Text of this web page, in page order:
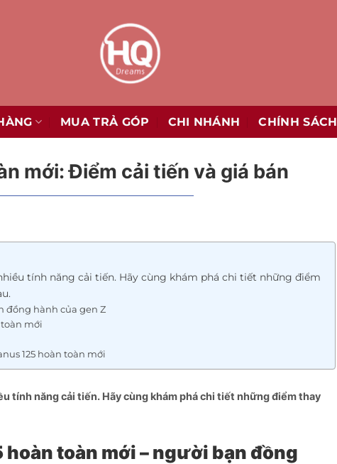
MUA TRẢ GÓP CHI NHÁNH CHÍNH SÁCH
mới: Điểm cải tiến và giá bán
tính năng cải tiến. Hãy cùng khám phá chi tiết những điểm
đồng hành của gen Z
mới
125 hoàn toàn mới
tính năng cải tiến. Hãy cùng khám phá chi tiết những điểm thay
hoàn toàn mới – người bạn đồng